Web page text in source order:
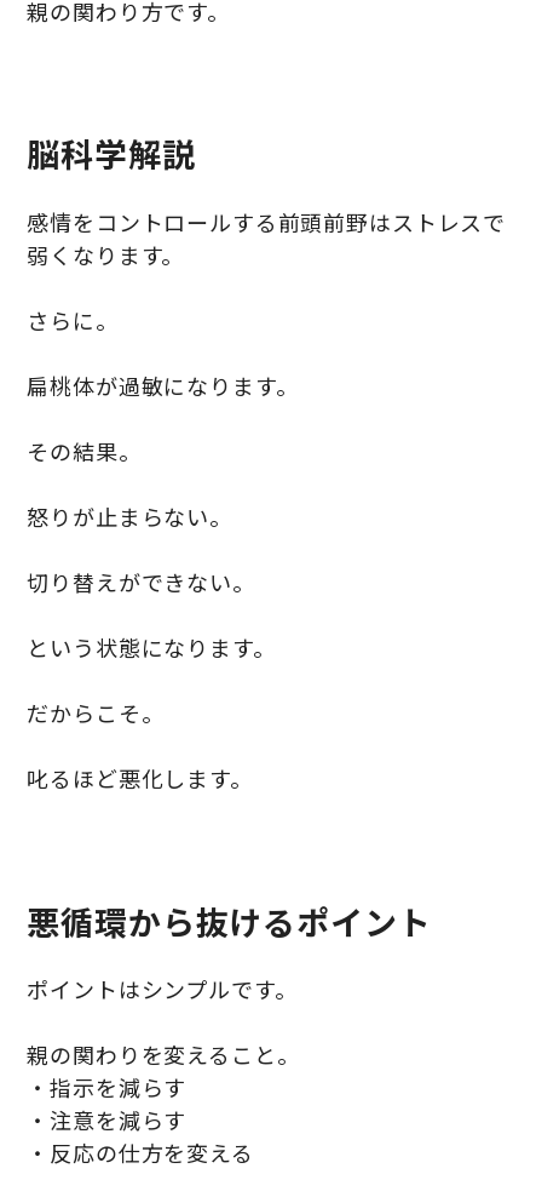
親の関わり方です。
脳科学解説
感情をコントロールする前頭前野はストレスで
弱くなります。
さらに。
扁桃体が過敏になります。
その結果。
怒りが止まらない。
切り替えができない。
という状態になります。
だからこそ。
叱るほど悪化します。
悪循環から抜けるポイント
ポイントはシンプルです。
親の関わりを変えること。
・指示を減らす
・注意を減らす
・反応の仕方を変える